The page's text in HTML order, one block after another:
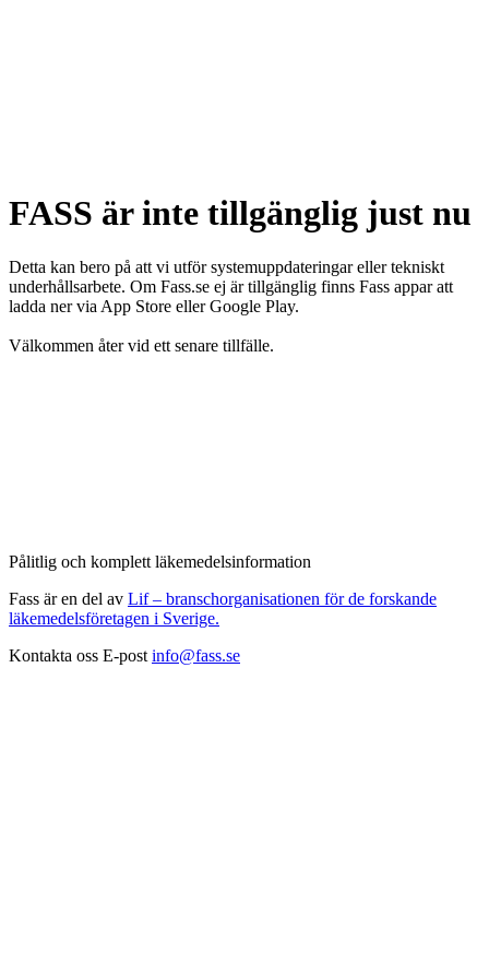
FASS är inte tillgänglig just nu
Detta kan bero på att vi utför systemuppdateringar eller tekniskt
underhållsarbete. Om Fass.se ej är tillgänglig finns Fass appar att
ladda ner via App Store eller Google Play.
Välkommen åter vid ett senare tillfälle.
Pålitlig och komplett läkemedelsinformation
Fass är en del av Lif – branschorganisationen för de forskande
läkemedelsföretagen i Sverige.
Kontakta oss E-post info@fass.se